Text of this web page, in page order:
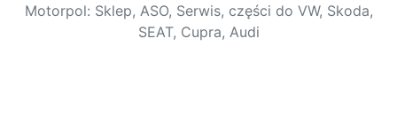
Motorpol: Sklep, ASO, Serwis, części do VW, Skoda,
SEAT, Cupra, Audi